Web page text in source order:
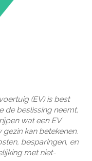
(EV) is best
de beslissing neemt,
wat een EV
kan betekenen.
besparingen, en
met niet-